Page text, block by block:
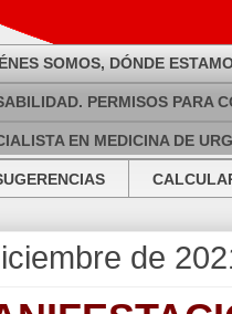
SOMOS, DÓNDE
PERMISOS PARA
EN MEDICINA DE
de